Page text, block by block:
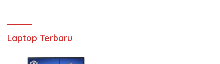
Laptop Terbaru